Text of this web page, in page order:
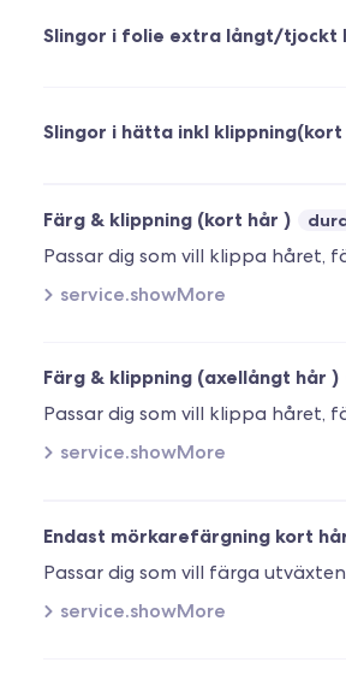
Slingor i folie extra långt/tjockt
Slingor i hätta inkl
Färg & klippning (kort hår )
service.showMore
Färg & klippning (axellångt hår )
service.showMore
Endast mörkarefärgning kort
service.showMore